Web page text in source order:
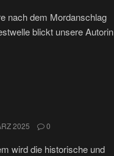
nach dem Mordanschlag
blickt unsere Autorin
2025 0
wird die historische und